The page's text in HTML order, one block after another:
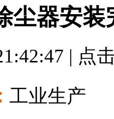
尘器安装
| 点
工业生产